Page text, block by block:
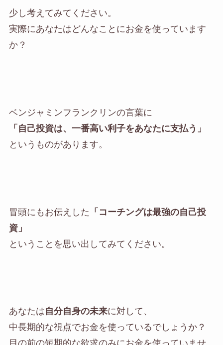
少し考えてみてください。
実際にあなたはどんなことにお金を使っています
か？
ベンジャミンフランクリンの言葉に
「 自己投資は、一番高い利子をあなたに支払う 」
というものがあります。
冒頭にもお伝えした 「コーチングは最強の自己投
資」
ということを思い出してみてください。
あなたは自分自身の未来に対して、
中長期的な視点でお金を使っているでしょうか？